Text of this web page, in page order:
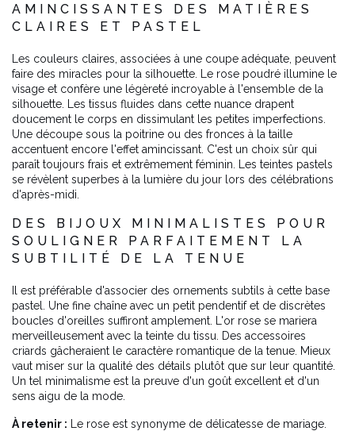
AMINCISSANTES DES MATIÈRES
CLAIRES ET PASTEL
Les couleurs claires, associées à une coupe adéquate, peuvent
faire des miracles pour la silhouette. Le rose poudré illumine le
visage et confère une légèreté incroyable à l'ensemble de la
silhouette. Les tissus fluides dans cette nuance drapent
doucement le corps en dissimulant les petites imperfections.
Une découpe sous la poitrine ou des fronces à la taille
accentuent encore l'effet amincissant. C'est un choix sûr qui
paraît toujours frais et extrêmement féminin. Les teintes pastels
se révèlent superbes à la lumière du jour lors des célébrations
d'après-midi.
DES BIJOUX MINIMALISTES POUR
SOULIGNER PARFAITEMENT LA
SUBTILITÉ DE LA TENUE
Il est préférable d'associer des ornements subtils à cette base
pastel. Une fine chaîne avec un petit pendentif et de discrètes
boucles d'oreilles suffiront amplement. L'or rose se mariera
merveilleusement avec la teinte du tissu. Des accessoires
criards gâcheraient le caractère romantique de la tenue. Mieux
vaut miser sur la qualité des détails plutôt que sur leur quantité.
Un tel minimalisme est la preuve d'un goût excellent et d'un
sens aigu de la mode.
À retenir : Le rose est synonyme de délicatesse de mariage.